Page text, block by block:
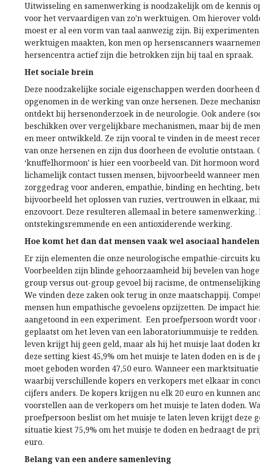
Uitwisseling en samenwerking is noodzakelijk om de kennis
voor het vervaardigen van zo’n werktuigen. Om hierover
moest er al een vorm van taal aanwezig zijn. Bij
werktuigen maakten, kon men op hersenscanners
hersencentra actief zijn die betrokken zijn bij taal en spraak.
Het sociale brein
Deze noodzakelijke sociale eigenschappen werden doorheen
opgenomen in de werking van onze hersenen. Deze
ontdekt bij hersenonderzoek in de neurologie. Ook andere
beschikken over vergelijkbare mechanismen, maar bij de
en meer ontwikkeld. Ze zijn vooral te vinden in de meest
van onze hersenen en zijn dus doorheen de evolutie ontstaan.
‘knuffelhormoon’ is hier een voorbeeld van. Dit hormoon
lichamelijk contact tussen mensen, bijvoorbeeld wanneer
zorggedrag voor anderen, empathie, binding en hechting,
bijvoorbeeld het oplossen van ruzies, vertrouwen in elkaar,
enzovoort. Deze resulteren allemaal in betere samenwerking.
ontstekingsremmende en een antioxiderende werking.
Hoe komt het dan dat mensen vaak wel asociaal
Er zijn elementen die onze neurologische empathie-circuits
Voorbeelden zijn blinde gehoorzaamheid bij bevelen van
group versus out-group gevoel bij racisme, de
We vinden deze zaken ook terug in onze maatschappij.
mensen hun empathische gevoelens opzijzetten. De impact
aangetoond in een experiment. Een proefpersoon wordt
geplaatst om het leven van een laboratoriummuisje te
leven krijgt hij geen geld, maar als hij het muisje laat doden
deze setting kiest 45,9% om het muisje te laten doden en is
moet geboden worden 47,50 euro. Wanneer een
waarbij verschillende kopers en verkopers met elkaar in
cijfers anders. De kopers krijgen nu elk 20 euro en kunnen
voorstellen aan de verkopers om het muisje te laten doden.
proefpersoon beslist om het muisje te laten leven krijgt deze
situatie kiest 75,9% om het muisje te doden en bedraagt de
euro.
Belang van een andere samenleving